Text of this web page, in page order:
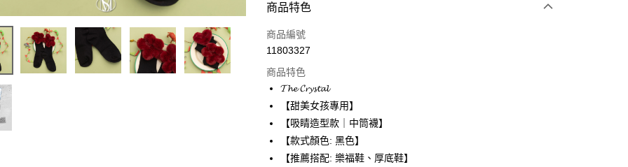
付款方式
信用卡一次付款
合作金庫商業銀行
華南商業銀行
國泰世華商業銀行
臺灣中小企業銀行
6 期 0 利率 每期
合作金庫商業銀行
華南商業銀行
上海商業儲蓄銀行
12 期 0 利率 每期NT$47
合作金庫商業銀行
華南商業銀行
LINE Pay
商品特色
商品編號
11803327
商品特色
𝓣𝓱𝓮 𝓒𝓻𝔂𝓼𝓽𝓪𝓵
【甜美女孩專用】
【吸睛造型款｜中筒襪】
【款式顏色: 黑色】
【推薦搭配: 樂福鞋、厚底鞋】